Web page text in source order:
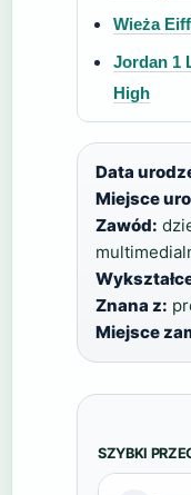
Wieża
Jordan 1
High
Data
Miejsce
Zawód:
Znana z:
Miejsce
SZYBKI